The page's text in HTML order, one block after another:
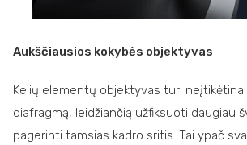
Aukščiausios kokybės objektyvas
Kelių elementų objektyvas turi neįtikėtinai
diafragmą, leidžiančią užfiksuoti daugiau
pagerinti tamsias kadro sritis. Tai ypač